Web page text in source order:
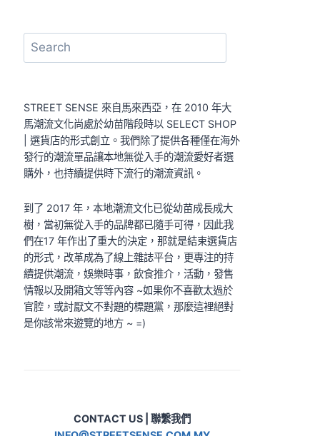
搜
尋
STREET SENSE 來自馬來西亞，在 2010 年大
馬潮流文化尚處於幼苗階段時以 SELECT SHOP
| 選貨店的形式創立。我們除了提供各種僅在海外
發行的潮流單品讓本地無從入手的潮流愛好者選
購外，也持續提供時下流行的潮流資訊。
到了 2017 年，本地潮流文化已從幼苗成長成大
樹，當初無從入手的品牌都已隨手可得，因此我
們在17 年作出了重大的決定，那就是結束選貨店
的形式，改革成為了線上雜誌平台，更專注的持
續提供潮流，娛樂時事，飲食推介，活動，發售
情報以及開箱文等等內容 ~如果你不喜歡太過於
官腔，或討厭文不對題的標題黨，那麼這裡絕對
是你該常來遊覽的地方 ~ =)
CONTACT US | 聯繫我們